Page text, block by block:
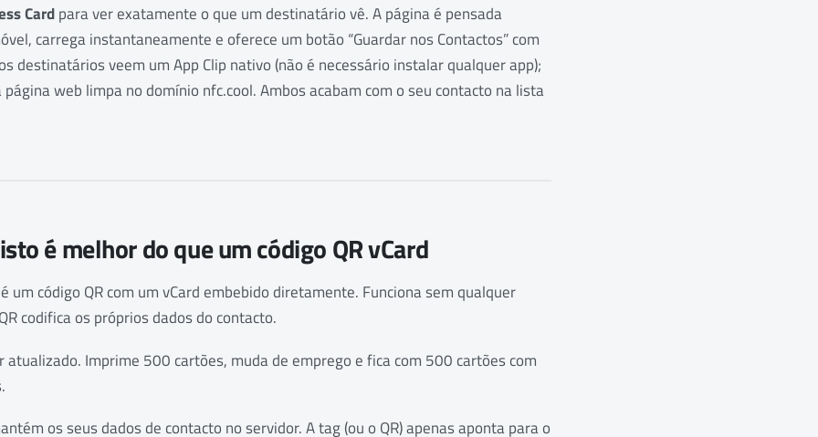
Cardpara ver exatamente o que um destinatário vê. A página é pensada
carrega instantaneamente e oferece um botão “Guardar nos Contactos” com
destinatários veem um App Clip nativo (não é necessário instalar qualquer app);
web limpa no domínio nfc.cool. Ambos acabam com o seu contacto na lista
é melhor do que um código QR vCard
um código QR com um vCard embebido diretamente. Funciona sem qualquer
codifica os próprios dados do contacto.
atualizado. Imprime 500 cartões, muda de emprego e fica com 500 cartões com
os seus dados de contacto no servidor. A tag (ou o QR) apenas aponta para o